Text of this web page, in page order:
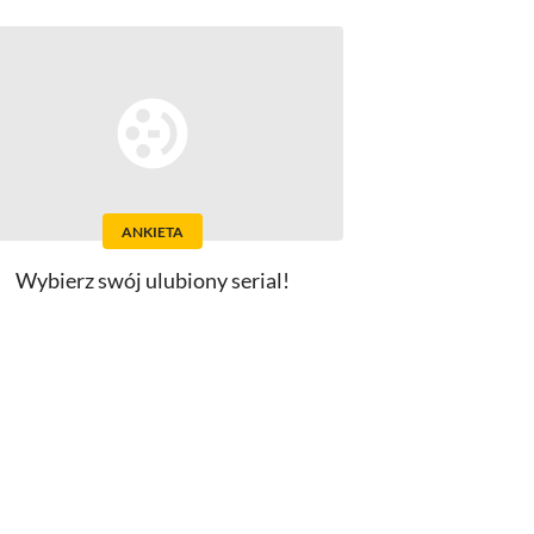
ANKIETA
Wybierz swój ulubiony serial!